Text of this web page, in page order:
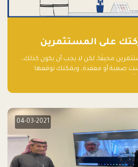
على المستثمرين
مخيفًا، لكن لا يجب أن يكون كذلك،
صعبة أو معقدة، ويمكنك توقعها
04-03-2021